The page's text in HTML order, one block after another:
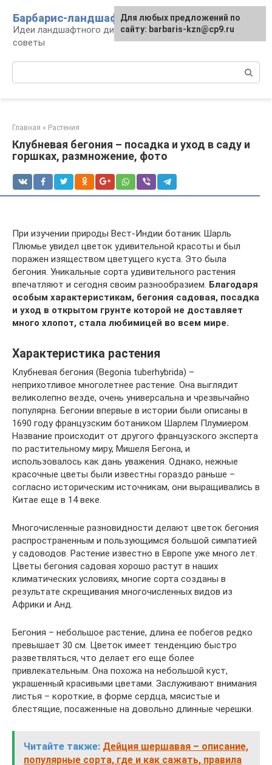
контенту
Барбарис-ландшафт
Идеи ландшафтного дизайна, правила и
советы
Главная » Растения
Клубневая бегония – посадка и уход в саду и
горшках, размножение, фото
При изучении природы Вест-Индии ботаник Шарль
Плюмье увидел цветок удивительной красоты и был
поражен изяществом цветущего куста. Это была
бегония. Уникальные сорта удивительного растения
впечатляют и сегодня своим разнообразием. Благодаря
особым характеристикам, бегония садовая, посадка
и уход в открытом грунте которой не доставляет
много хлопот, стала любимицей во всем мире.
Характеристика растения
Клубневая бегония (Begonia tuberhybrida) –
неприхотливое многолетнее растение. Она выглядит
великолепно везде, очень универсальна и чрезвычайно
популярна. Бегонии впервые в истории были описаны в
1690 году французским ботаником Шарлем Плумиером.
Название происходит от другого французского эксперта
по растительному миру, Мишеля Бегона, и
использовалось как дань уважения. Однако, нежные
красочные цветы были известны гораздо раньше –
согласно историческим источникам, они выращивались в
Китае еще в 14 веке.
Многочисленные разновидности делают цветок бегония
распространенным и пользующимся большой симпатией
у садоводов. Растение известно в Европе уже много лет.
Цветы бегония садовая хорошо растут в наших
климатических условиях, многие сорта созданы в
результате скрещивания многочисленных видов из
Африки и Анд.
Бегония – небольшое растение, длина ее побегов редко
превышает 30 см. Цветок имеет тенденцию быстро
разветвляться, что делает его еще более
привлекательным. Она похожа на небольшой куст,
украшенный красивыми цветами. Заслуживают внимания
листья – короткие, в форме сердца, мясистые и
блестящие, посаженные на довольно длинные черешки.
Читайте также: Дейция шершавая – описание,
популярные сорта, где и как сажать, правила
Для любых предложений по
сайту: barbaris-kzn@cp9.ru